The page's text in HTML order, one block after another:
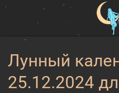
Лунный
25.12.2024